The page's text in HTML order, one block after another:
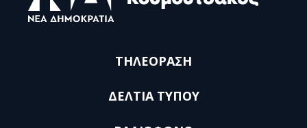
ΤΗΛΕΟΡΑΣΗ
ΔΕΛΤΙΑ ΤΥΠΟΥ